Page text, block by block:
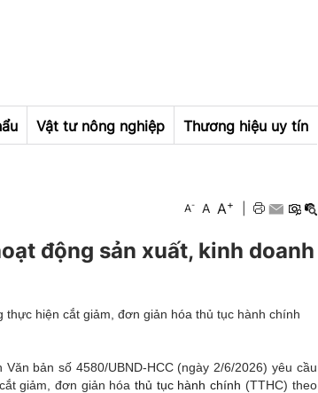
Vật tư nông nghiệp Thương hiệu uy tín
A- A A+
động sản xuất, kinh doanh
hiện cắt giảm, đơn giản hóa thủ tục hành chính
bản số 4580/UBND-HCC (ngày 2/6/2026) yêu cầu
giảm, đơn giản hóa thủ tục hành chính (TTHC) theo